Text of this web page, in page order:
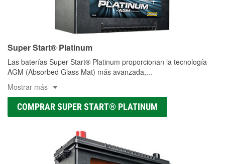
Super Start® Platinum
Las baterías Super Start® Platinum proporcionan la tecnología
AGM (Absorbed Glass Mat) más avanzada,...
Mostrar más
COMPRAR SUPER START® PLATINUM